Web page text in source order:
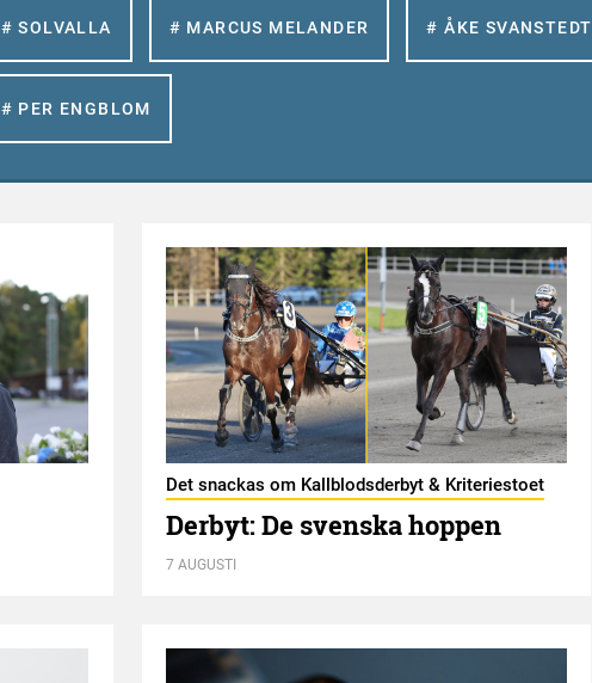
# SOLVALLA # MARCUS MELANDER # ÅKE SVANSTEDT
# PER ENGBLOM
Det snackas om Kallblodsderbyt & Kriteriestoet
Derbyt: De svenska hoppen
7 AUGUSTI